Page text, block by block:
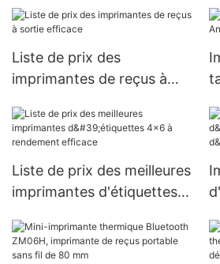
Liste de prix des
imprimantes de reçus à
Liste de prix des meilleures
imprimantes d'étiquettes